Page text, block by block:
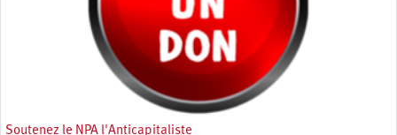
Soutenez le NPA l'Anticapitaliste